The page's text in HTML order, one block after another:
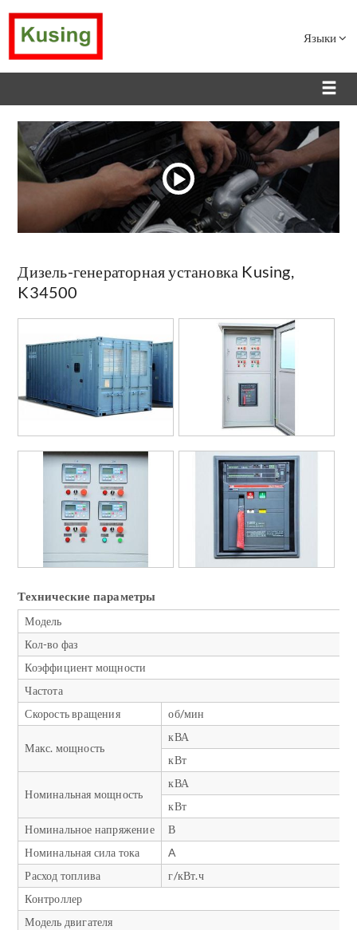
Языки
Дизель-генераторная установка Kusing,
K34500
Технические параметры
Модель
Кол-во фаз
Коэффициент мощности
Частота
Скорость вращения
об/мин
Макс. мощность
кВА
кВт
Номинальная мощность
кВА
кВт
Номинальное напряжение
В
Номинальная сила тока
A
Расход топлива
г/кВт.ч
Контроллер
Модель двигателя